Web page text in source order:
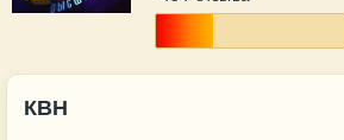
КВН